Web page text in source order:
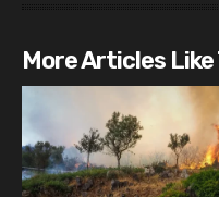
More Articles Like